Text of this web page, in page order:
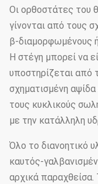
Οι ορθοστάτες του
γίνονται από τους
β-διαμορφωμένους
Η στέγη μπορεί να
υποστηρίζεται από
σχηματισμένη
τους κυκλικούς
με την κατάλληλη
Όλο το διανοητικό
καυτός-
αρχικά παραχθείσα.